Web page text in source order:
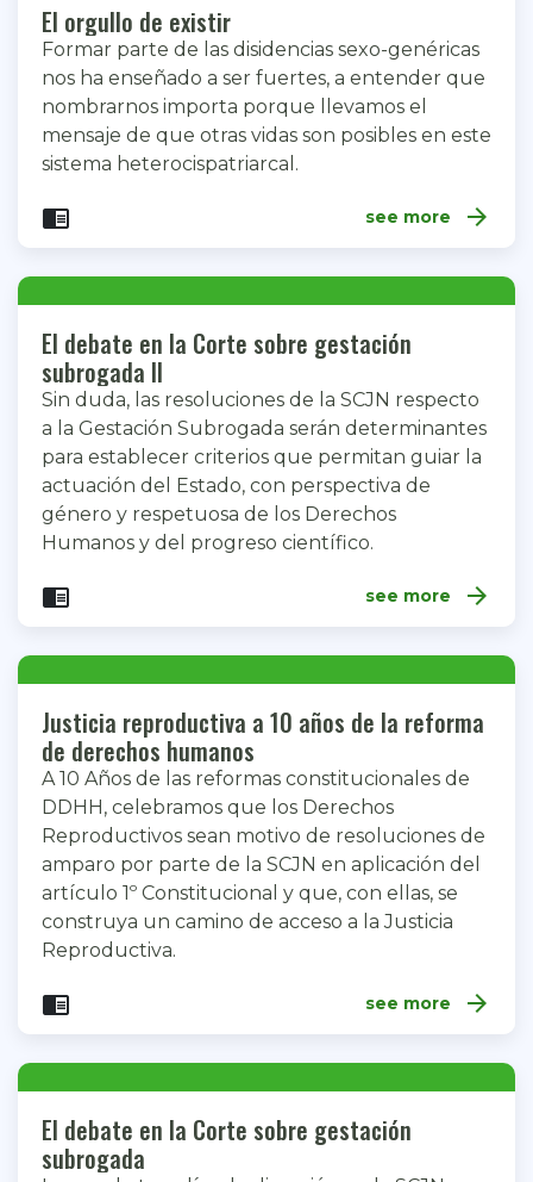
El orgullo de existir
Formar parte de las disidencias sexo-genéricas
nos ha enseñado a ser fuertes, a entender que
nombrarnos importa porque llevamos el
mensaje de que otras vidas son posibles en este
sistema heterocispatriarcal.
chrome_reader_mode see more arrow_forward
El debate en la Corte sobre gestación
subrogada II
Sin duda, las resoluciones de la SCJN respecto
a la Gestación Subrogada serán determinantes
para establecer criterios que permitan guiar la
actuación del Estado, con perspectiva de
género y respetuosa de los Derechos
Humanos y del progreso científico.
chrome_reader_mode see more arrow_forward
Justicia reproductiva a 10 años de la reforma
de derechos humanos
A 10 Años de las reformas constitucionales de
DDHH, celebramos que los Derechos
Reproductivos sean motivo de resoluciones de
amparo por parte de la SCJN en aplicación del
artículo 1º Constitucional y que, con ellas, se
construya un camino de acceso a la Justicia
Reproductiva.
chrome_reader_mode see more arrow_forward
El debate en la Corte sobre gestación
subrogada